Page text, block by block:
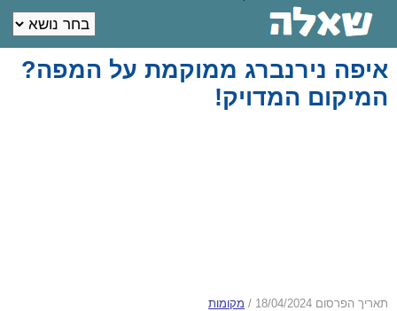
איפה נירנברג ממוקמת על המפה?
המיקום המדויק!
תאריך הפרסום 18/04/2024 / מקומות